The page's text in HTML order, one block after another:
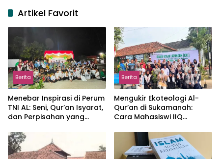
Artikel Favorit
Berita
Menebar Inspirasi di Perum
TNI AL: Seni, Qur’an Isyarat,
dan Perpisahan yang
Berita
Mengukir Ekoteologi Al-
Qur’an di Sukamanah:
Cara Mahasiswi IIQ
Jonggol